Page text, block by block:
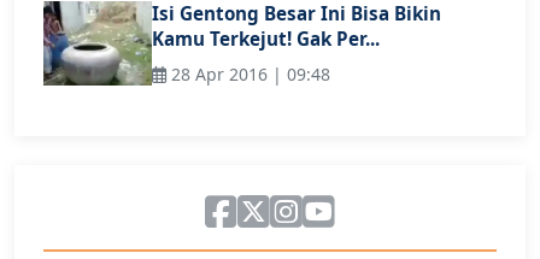
Isi Gentong Besar Ini Bisa Bikin
Kamu Terkejut! Gak Per...
28 Apr 2016 | 09:48